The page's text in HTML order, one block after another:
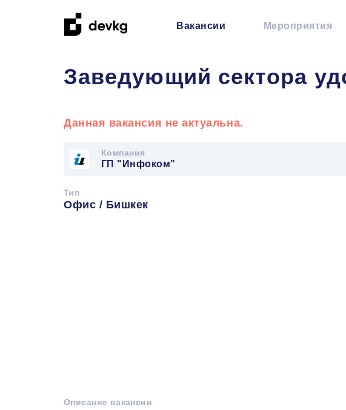
Вакансии Мероприятия
Заведующий сектора
Данная вакансия не актуальна.
Компания
ГП "Инфоком"
Тип
Офис / Бишкек
Описание вакансии